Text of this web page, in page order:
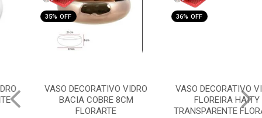
35% OFF
VASO DECORATIVO VIDRO
BACIA COBRE 8CM
FLORARTE
36% OFF
VASO DECORATIVO VIDRO
FLOREIRA HAITY
TRANSPARENTE FLORARTE